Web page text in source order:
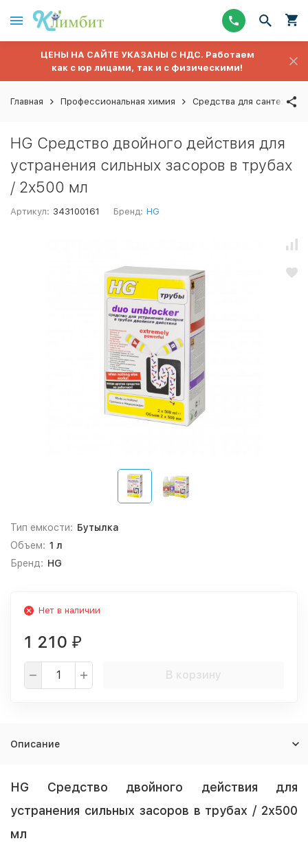
ЦЕНЫ НА САЙТЕ УКАЗАНЫ С НДС. Работаем
как с юр лицами, так и с физическими!
Главная Профессиональная химия Средства для
HG Средство двойного действия для
устранения сильных засоров в трубах
/ 2х500 мл
Артикул: 343100161 Бренд: HG
Тип емкости: Бутылка
Объем: 1 л
Бренд: HG
Нет в наличии
1 210 ₽
В корзину
Описание
HG Средство двойного действия для
устранения сильных засоров в трубах / 2х500
мл